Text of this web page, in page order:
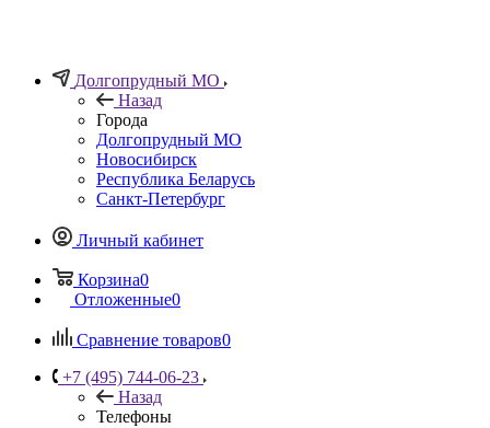
Долгопрудный МО
Назад
Города
Долгопрудный МО
Новосибирск
Республика Беларусь
Санкт-Петербург
Личный кабинет
Корзина0
Отложенные0
Сравнение товаров0
+7 (495) 744-06-23
Назад
Телефоны